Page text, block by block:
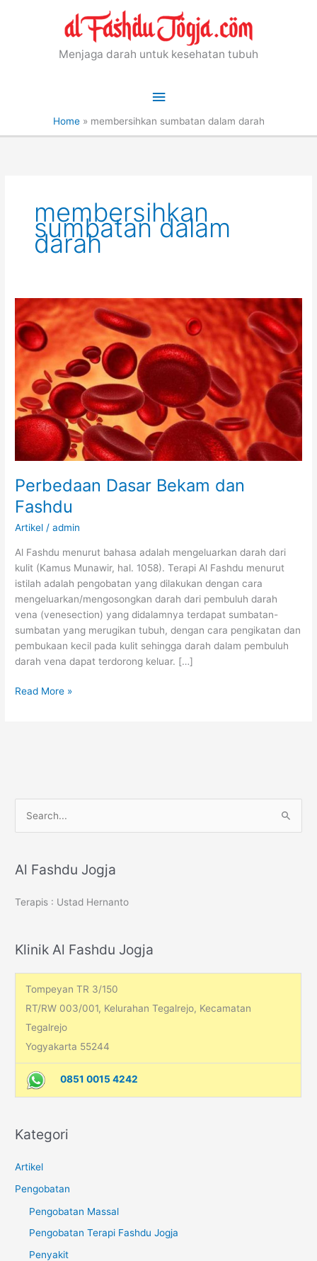
Menjaga darah untuk kesehatan tubuh
Main
Menu
Home» membersihkan sumbatan dalam darah
membersihkan
sumbatan dalam
darah
Perbedaan Dasar Bekam dan
Fashdu
Artikel /admin
Al Fashdu menurut bahasa adalah mengeluarkan darah dari
kulit (Kamus Munawir, hal. 1058). Terapi Al Fashdu menurut
istilah adalah pengobatan yang dilakukan dengan cara
mengeluarkan/mengosongkan darah dari pembuluh darah
vena (venesection) yang didalamnya terdapat sumbatan-
sumbatan yang merugikan tubuh, dengan cara pengikatan dan
pembukaan kecil pada kulit sehingga darah dalam pembuluh
darah vena dapat terdorong keluar. […]
Perbedaan
Read More »
r
h
Al Fashdu Jogja
Terapis : Ustad Hernanto
Klinik Al Fashdu Jogja
Tompeyan TR 3/150
RT/RW 003/001, Kelurahan Tegalrejo, Kecamatan
Tegalrejo
Yogyakarta 55244
0851 0015 4242
Kategori
Artikel
Pengobatan
Pengobatan Massal
Pengobatan Terapi Fashdu Jogja
Penyakit